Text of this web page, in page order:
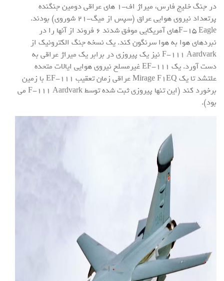
در جنگ خلیج فارس، میراژ اف-۱ های عراقی دومین جنگنده
پرتعداد نیروی هوایی عراق (سپس از میگ-۲۱ شوروی) بودند.
F-۱۵ Eagleهای آمریکایی موفق شدند ۶ فروند از آنها را در
نبردهای هوا به هوا سرنگون کند. یک نسخه جنگ الکترونیک از
F-۱۱۱ Aardvark نیز یک پیروزی در برابر یک میراژ عراقی به
دست آورد. یک EF-۱۱۱ غیرمسلح نیروی هوایی ایالات متحده
علتشد تا یک Mirage F۱EQ عراقی زمان تعقیب EF-۱۱۱ با زمین
برخورد کند (این تنها پیروزی ثبت شده توسط F-۱۱۱ Aardvark می
بود).